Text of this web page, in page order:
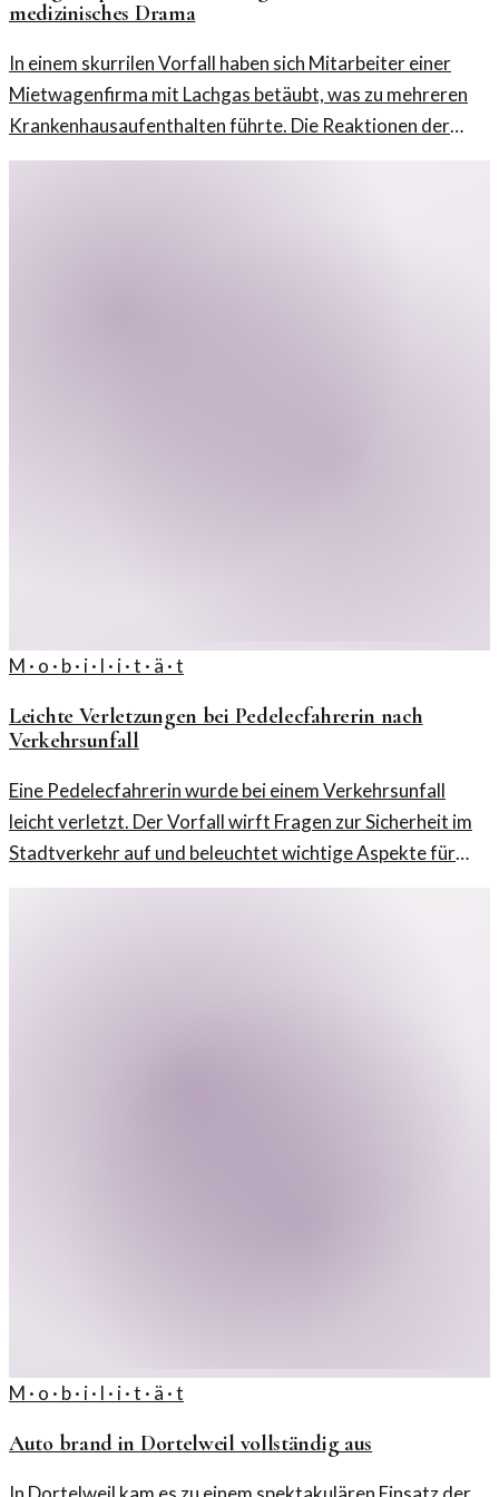
medizinisches Drama
In einem skurrilen Vorfall haben sich Mitarbeiter einer
Mietwagenfirma mit Lachgas betäubt, was zu mehreren
Krankenhausaufenthalten führte. Die Reaktionen der
Öffentlichkeit und die Hintergründe werden beleuchtet.
M · o · b · i · l · i · t · ä · t
Leichte Verletzungen bei Pedelecfahrerin nach
Verkehrsunfall
Eine Pedelecfahrerin wurde bei einem Verkehrsunfall
leicht verletzt. Der Vorfall wirft Fragen zur Sicherheit im
Stadtverkehr auf und beleuchtet wichtige Aspekte für
Radfahrer.
M · o · b · i · l · i · t · ä · t
Auto brand in Dortelweil vollständig aus